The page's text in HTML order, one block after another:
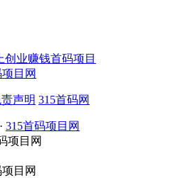
声明 315首码网
315首码项目网